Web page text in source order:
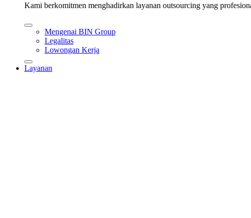
Kami berkomitmen menghadirkan layanan outsourcing yang
Mengenai BIN Group
Legalitas
Lowongan Kerja
Layanan